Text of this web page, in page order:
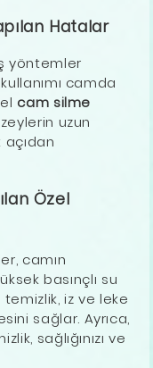
Hatalar
yöntemler
camda
cam silme
uzun
Özel
camın
basınçlı su
iz ve leke
sağlar. Ayrıca,
sağlığınızı ve